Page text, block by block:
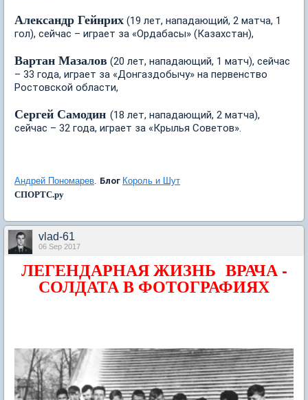
Александр Гейнрих (19 лет, нападающий, 2 матча, 1
гол), сейчас – играет за «Ордабасы» (Казахстан),
Вартан Мазалов (20 лет, нападающий, 1 матч), сейчас
– 33 года, играет за «Донгаздобычу» на первенство
Ростовской области,
Сергей Самодин (18 лет, нападающий, 2 матча),
сейчас – 32 года, играет за «Крылья Советов».
Андрей Пономарев Блог Король и Шут
СПОРТС.ру
vlad-61
06 Sep 2017
ЛЕГЕНДАРНАЯ ЖИЗНЬ ВРАЧА -
СОЛДАТА В ФОТОГРАФИЯХ